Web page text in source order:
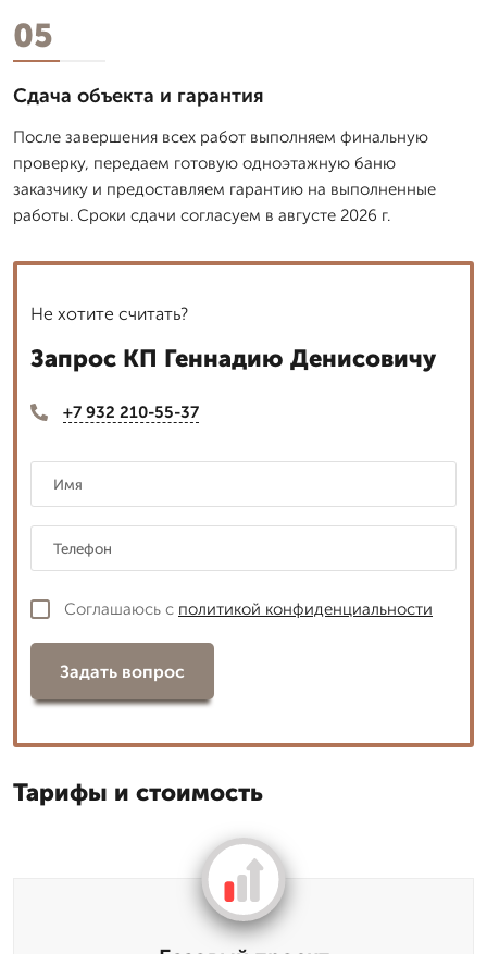
05
Сдача объекта и гарантия
После завершения всех работ выполняем финальную
проверку, передаем готовую одноэтажную баню
заказчику и предоставляем гарантию на выполненные
работы. Сроки сдачи согласуем в августе 2026 г.
Не хотите считать?
Запрос КП Геннадию Денисовичу
+7 932 210-55-37
Соглашаюсь с политикой конфиденциальности
Задать вопрос
Тарифы и стоимость